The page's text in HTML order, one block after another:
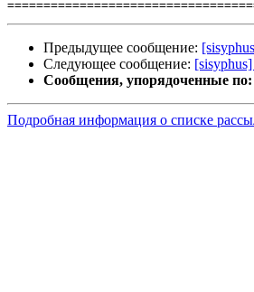
Предыдущее сообщение:
Следующее сообщение:
Сообщения, упорядоченные по:
Подробная информация о списке